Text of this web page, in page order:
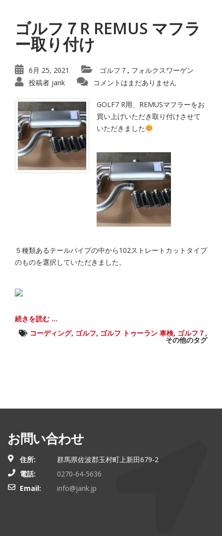
ゴルフ７R REMUS マフラ
ー取り付け
6月 25, 2021 ゴルフ７ , フォルクスワーゲン
投稿者 jank コメントはまだありません
GOLF7 R用、REMUSマフラーをお
買い上げいただき取り付けさせて
いただきました
５種類あるテールパイプの中から102ストレートカットタイプ
のものを選択していただきました。
続きを読む ...
コーディング, ゴルフ, ゴルフ トゥーラン 車検, ゴルフ７ ,
その他のタグ
お問い合わせ
住所:
群馬県佐波郡玉村町上新田679-2
電話:
0270-64-5636
Email:
info@jank.jp